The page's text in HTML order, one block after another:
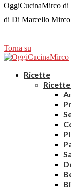
OggiCucinaMirco di
di Di Marcello Mirco
Torna su
Ricette